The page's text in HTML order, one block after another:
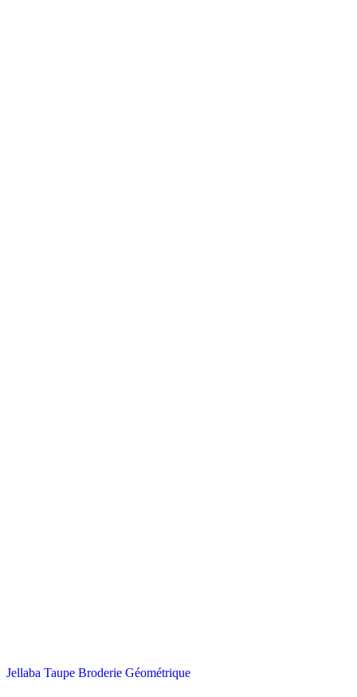
Jellaba Taupe Broderie Géométrique